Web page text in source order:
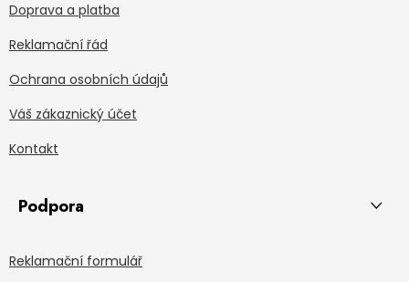
Doprava a platba
Reklamační řád
Ochrana osobních údajů
Váš zákaznický účet
Kontakt
Podpora
Reklamační formulář